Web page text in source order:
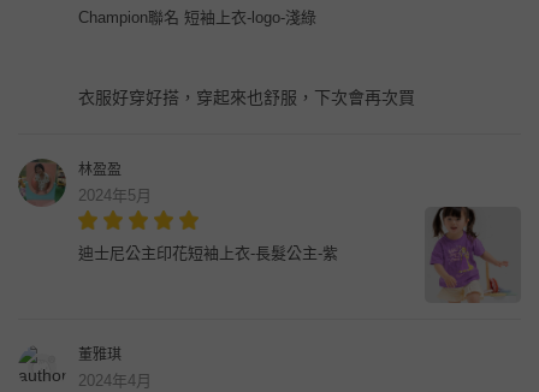
Champion聯名 短袖上衣-logo-淺綠
衣服好穿好搭，穿起來也舒服，下次會再次買
林盈盈
2024年5月
迪士尼公主印花短袖上衣-長髮公主-紫
董雅琪
2024年4月